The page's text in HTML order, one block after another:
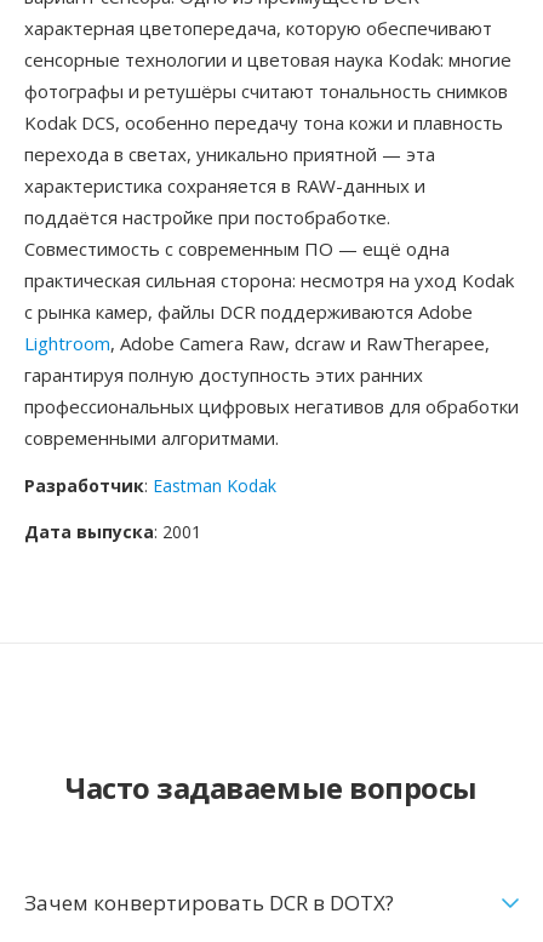
характерная цветопередача, которую обеспечивают
сенсорные технологии и цветовая наука Kodak: многие
фотографы и ретушёры считают тональность снимков
Kodak DCS, особенно передачу тона кожи и плавность
перехода в светах, уникально приятной — эта
характеристика сохраняется в RAW-данных и
поддаётся настройке при постобработке.
Совместимость с современным ПО — ещё одна
практическая сильная сторона: несмотря на уход Kodak
с рынка камер, файлы DCR поддерживаются Adobe
Lightroom, Adobe Camera Raw, dcraw и RawTherapee,
гарантируя полную доступность этих ранних
профессиональных цифровых негативов для обработки
современными алгоритмами.
Разработчик: Eastman Kodak
Дата выпуска: 2001
Часто задаваемые вопросы
Зачем конвертировать DCR в DOTX?